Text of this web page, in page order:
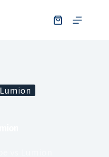
Lumion